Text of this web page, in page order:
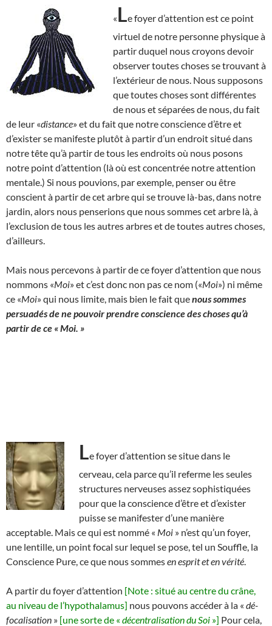
«Le foyer d’attention est ce point
virtuel de notre personne physique à
partir duquel nous croyons devoir
observer toutes choses se trouvant à
l’extérieur de nous. Nous supposons
que toutes choses sont différentes
de nous et séparées de nous, du fait
de leur «distance» et du fait que notre conscience d’être et
d’exister se manifeste plutôt à partir d’un endroit situé dans
notre tête qu’à partir de tous les endroits où nous posons
notre point d’attention (là où est concentrée notre attention
mentale.) Si nous pouvions, par exemple, penser ou être
conscient à partir de cet arbre qui se trouve là-bas, dans notre
jardin, alors nous penserions que nous sommes cet arbre là, à
l’exclusion de tous les autres arbres et de toutes autres choses,
d’ailleurs.
Mais nous percevons à partir de ce foyer d’attention que nous
nommons «Moi» et c’est donc non pas ce nom («Moi») ni même
ce «Moi» qui nous limite, mais bien le fait quenous sommes
persuadés de ne pouvoir prendre conscience des choses qu’à
partir de ce « Moi. »
Le foyer d’attention se situe dans le
cerveau, cela parce qu’il referme les seules
structures nerveuses assez sophistiquées
pour que la conscience d’être et d’exister
puisse se manifester d’une manière
acceptable. Mais ce qui est nommé « Moi » n’est qu’un foyer,
une lentille, un point focal sur lequel se pose, tel un Souffle, la
Conscience Pure, ce que nous sommesen esprit et en vérité
A partir du foyer d’attention [Note : situé au centre du crâne,
au niveau de l’hypothalamus] nous pouvons accéder à la « dé-
focalisation » [une sorte de « décentralisation du Soi »] Pour cela,